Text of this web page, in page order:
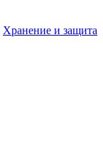
Хранение и защита